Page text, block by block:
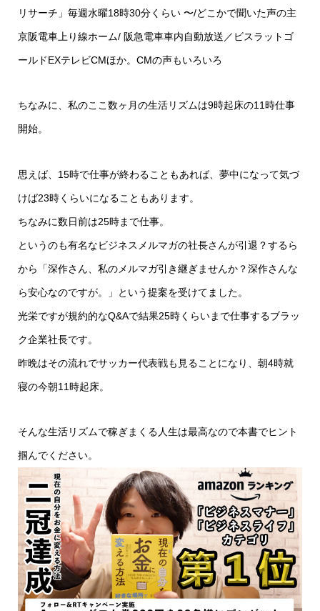
リサーチ」毎週水曜18時30分くらい 〜/どこかで聞いた声の主
京阪電車上り線ホーム/ 阪急電車車内自動放送／ビスラットゴ
ールドEXテレビCMほか。CMの声もいろいろ
ちなみに、私のここ数ヶ月の生活リズムは9時起床の11時仕事
開始。
思えば、15時で仕事が終わることもあれば、夢中になって気づ
けば23時くらいになることもあります。
ちなみに数日前は25時まで仕事。
というのも有名なビジネスメルマガの社長さんが引退？するら
から「深作さん、私のメルマガ引き継ぎませんか？深作さんな
ら安心なのですが。」という提案を受けてました。
光栄ですが規約的なQ&Aで結果25時くらいまで仕事するブラッ
ク企業社長です。
昨晩はその流れでサッカー代表戦も見ることになり、朝4時就
寝の今朝11時起床。
そんな生活リズムで稼ぎまくる人生は最高なので本書でヒント
掴んでください。